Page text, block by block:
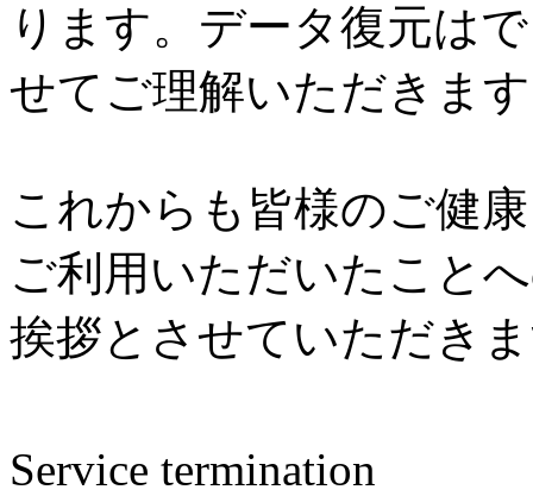
ります。データ復元は
せてご理解いただきま
これからも皆様のご健
ご利用いただいたこと
挨拶とさせていただき
Service termination